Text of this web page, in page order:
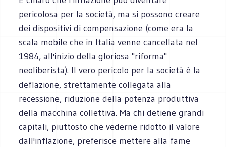
pericolosa per la società, ma si possono creare
dei dispositivi di compensazione (come era la
scala mobile che in Italia venne cancellata nel
1984, all'inizio della gloriosa "riforma"
neoliberista). Il vero pericolo per la società è la
deflazione, strettamente collegata alla
recessione, riduzione della potenza produttiva
della macchina collettiva. Ma chi detiene grandi
capitali, piuttosto che vederne ridotto il valore
dall'inflazione, preferisce mettere alla fame